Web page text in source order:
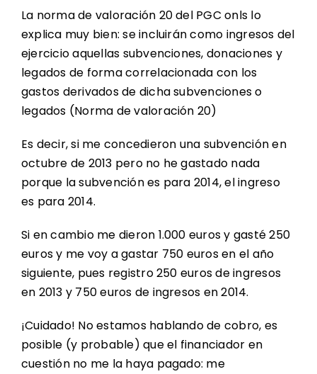
La norma de valoración 20 del PGC onls lo
explica muy bien: se incluirán como ingresos del
ejercicio aquellas subvenciones, donaciones y
legados de forma correlacionada con los
gastos derivados de dicha subvenciones o
legados (Norma de valoración 20)
Es decir, si me concedieron una subvención en
octubre de 2013 pero no he gastado nada
porque la subvención es para 2014, el ingreso
es para 2014.
Si en cambio me dieron 1.000 euros y gasté 250
euros y me voy a gastar 750 euros en el año
siguiente, pues registro 250 euros de ingresos
en 2013 y 750 euros de ingresos en 2014.
¡Cuidado! No estamos hablando de cobro, es
posible (y probable) que el financiador en
cuestión no me la haya pagado: me